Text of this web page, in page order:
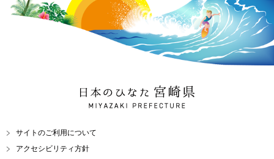
日本のひなた 宮崎県
MIYAZAKI PREFECTURE
サイトのご利用について
アクセシビリティ方針